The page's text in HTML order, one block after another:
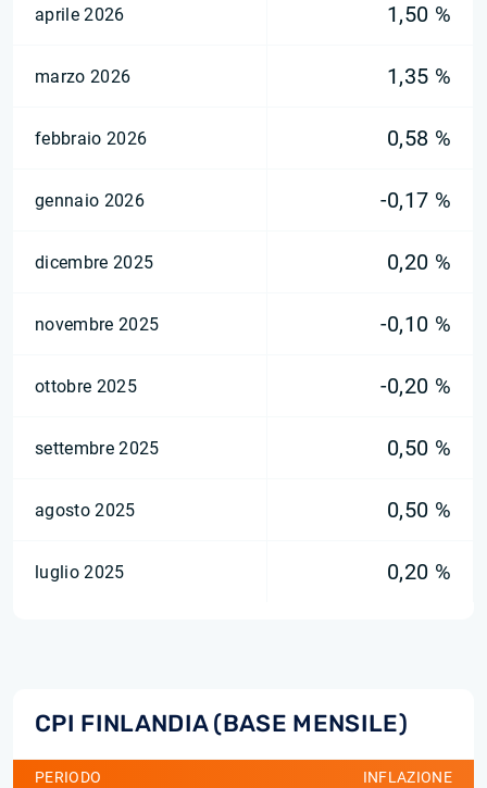
aprile 2026 1,50 %
marzo 2026 1,35 %
febbraio 2026 0,58 %
gennaio 2026 -0,17 %
dicembre 2025 0,20 %
novembre 2025 -0,10 %
ottobre 2025 -0,20 %
settembre 2025 0,50 %
agosto 2025 0,50 %
luglio 2025 0,20 %
CPI FINLANDIA (BASE MENSILE)
PERIODO INFLAZIONE